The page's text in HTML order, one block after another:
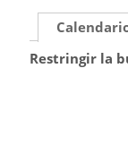
Restringir la